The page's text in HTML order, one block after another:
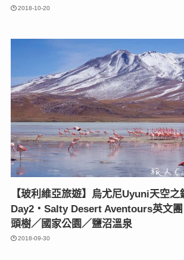
2018-10-20
【玻利維亞旅遊】烏尤尼Uyuni天空之
Day2‧Salty Desert Aventours英文
頭樹／國家公園／鹽沼溫泉
2018-09-30